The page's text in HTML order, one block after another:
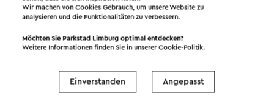
Starten Sie die Route
Filter anzeigen
Wir machen von Cookies Gebrauch, um unsere Website zu
analysieren und die Funktionalitäten zu verbessern.
Möchten Sie Parkstad Limburg optimal entdecken?
Weitere Informationen finden Sie in unsererCookie-Politik.
Einverstanden Angepasst